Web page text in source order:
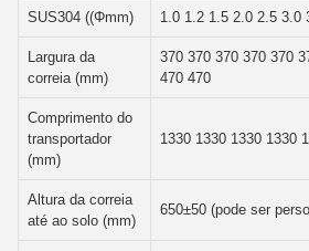
SUS304 ((Φmm) 1.0 1.2 1.5 2.0 2.5 3.0
Largura da
correia (mm)
370 370 370 370 370
470 470
Comprimento do
transportador
(mm)
1330 1330 1330 1330
Altura da correia
até ao solo (mm)
650±50 (pode ser